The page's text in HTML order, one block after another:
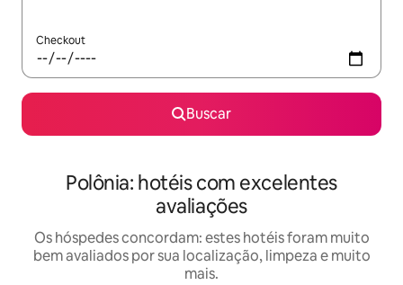
Checkout
Buscar
Polônia: hotéis com excelentes
avaliações
Os hóspedes concordam: estes hotéis foram muito
bem avaliados por sua localização, limpeza e muito
mais.